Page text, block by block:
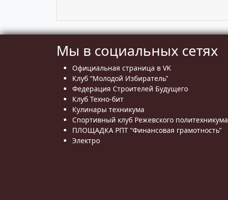
Мы в социальных сетях
Официальная страница в VK
Клуб “Молодой Избиратель”
Федерация Строителей Будущего
Клуб Техно-бит
Кулинары техникума
Спортивный клуб Режевского политехникума
ПЛОЩАДКА РПТ “Финансовая грамотность”
Электро